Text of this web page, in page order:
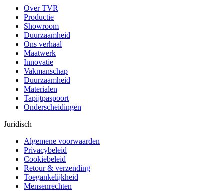
Over TVR
Productie
Showroom
Duurzaamheid
Ons verhaal
Maatwerk
Innovatie
Vakmanschap
Duurzaamheid
Materialen
Tapijtpaspoort
Onderscheidingen
Juridisch
Algemene voorwaarden
Privacybeleid
Cookiebeleid
Retour & verzending
Toegankelijkheid
Mensenrechten